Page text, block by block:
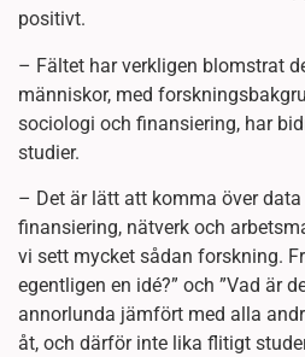
positivt.
– Fältet har verkligen blomstrat
människor, med
sociologi och finansiering, har
studier.
– Det är lätt att komma över data
finansiering, nätverk och
vi sett mycket sådan forskning.
egentligen en idé?” och ”Vad är
annorlunda jämfört med alla
åt, och därför inte lika flitigt